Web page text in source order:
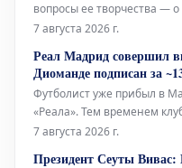
вопросы ее творчества —
ответственности —
недавнем репортаже о
включая знаменитую «
7 августа 2026 г.
Реал Мадрид совершил
Диоманде подписан за
Футболист уже прибыл в
«Реала». Тем временем
продление контракта, а
7 августа 2026 г.
Президент Сеуты Вивас: